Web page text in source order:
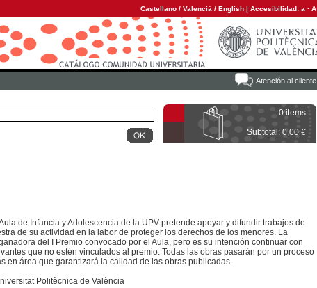
Castellano / Valencià / English | Accesibilidad: a · A
Atención al cliente
0 items
Subtotal: 0,00 €
de Infancia y Adolescencia de la UPV pretende apoyar y difundir trabajos de
de su actividad en la labor de proteger los derechos de los menores. La
del I Premio convocado por el Aula, pero es su intención continuar con
que no estén vinculados al premio. Todas las obras pasarán por un proceso
en área que garantizará la calidad de las obras publicadas.
Politècnica de València